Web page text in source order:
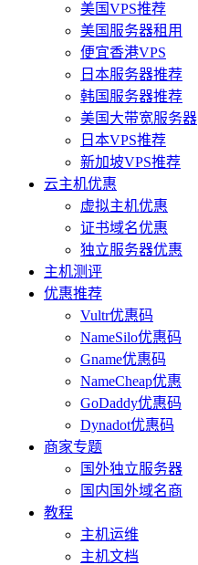
美国VPS推荐
美国服务器租用
便宜香港VPS
日本服务器推荐
韩国服务器推荐
美国大带宽服务器
日本VPS推荐
新加坡VPS推荐
云主机优惠
虚拟主机优惠
证书域名优惠
独立服务器优惠
主机测评
优惠推荐
Vultr优惠码
NameSilo优惠码
Gname优惠码
NameCheap优惠
GoDaddy优惠码
Dynadot优惠码
商家专题
国外独立服务器
国内国外域名商
教程
主机运维
主机文档